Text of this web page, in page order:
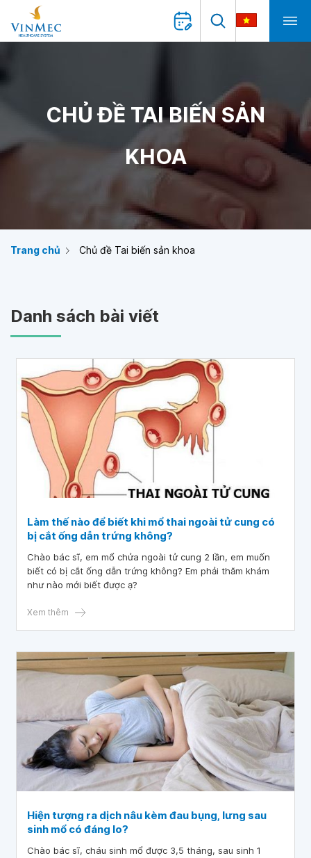
CHỦ ĐỀ TAI BIẾN SẢN
KHOA
Trang chủ Chủ đề Tai biến sản khoa
Danh sách bài viết
Làm thế nào để biết khi mổ thai ngoài tử cung có
bị cắt ống dẫn trứng không?
Chào bác sĩ, em mổ chửa ngoài tử cung 2 lần, em muốn
biết có bị cắt ống dẫn trứng không? Em phải thăm khám
như nào mới biết được ạ?
Xem thêm
Hiện tượng ra dịch nâu kèm đau bụng, lưng sau
sinh mổ có đáng lo?
Chào bác sĩ, cháu sinh mổ được 3,5 tháng, sau sinh 1